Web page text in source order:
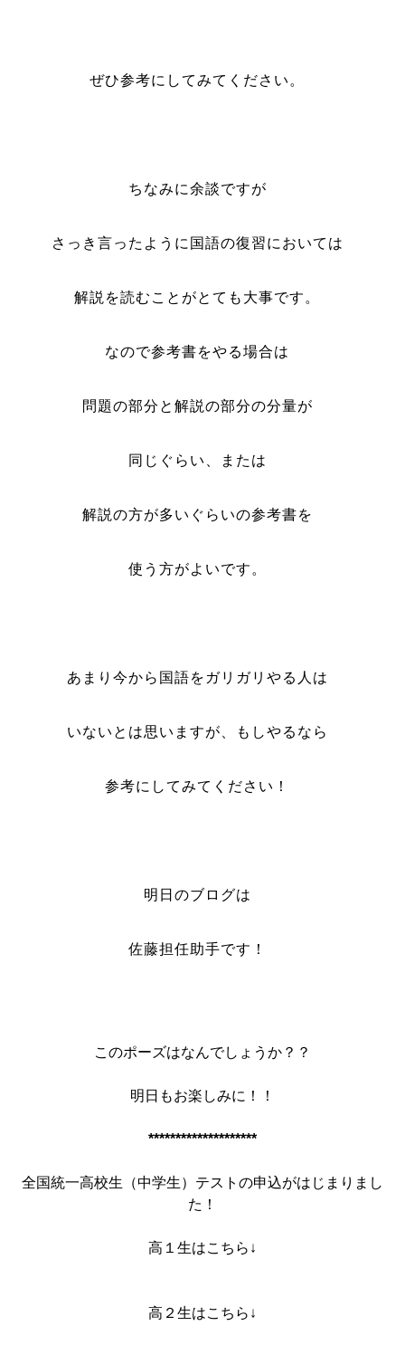
ぜひ参考にしてみてください。
ちなみに余談ですが
さっき言ったように国語の復習においては
解説を読むことがとても大事です。
なので参考書をやる場合は
問題の部分と解説の部分の分量が
同じぐらい、または
解説の方が多いぐらいの参考書を
使う方がよいです。
あまり今から国語をガリガリやる人は
いないとは思いますが、もしやるなら
参考にしてみてください！
明日のブログは
佐藤担任助手です！
このポーズはなんでしょうか？？
明日もお楽しみに！！
********************
全国統一高校生（中学生）テストの申込がはじまりまし
た！
高１生はこちら↓
高２生はこちら↓